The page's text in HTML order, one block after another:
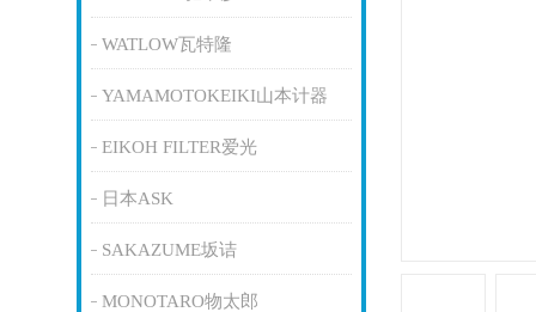
WATLOW瓦特隆
YAMAMOTOKEIKI山本计器
EIKOH FILTER爱光
日本ASK
SAKAZUME坂诘
MONOTARO物太郎